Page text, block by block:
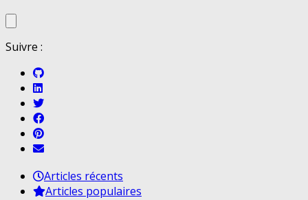
Suivre :
Articles récents
Articles populaires